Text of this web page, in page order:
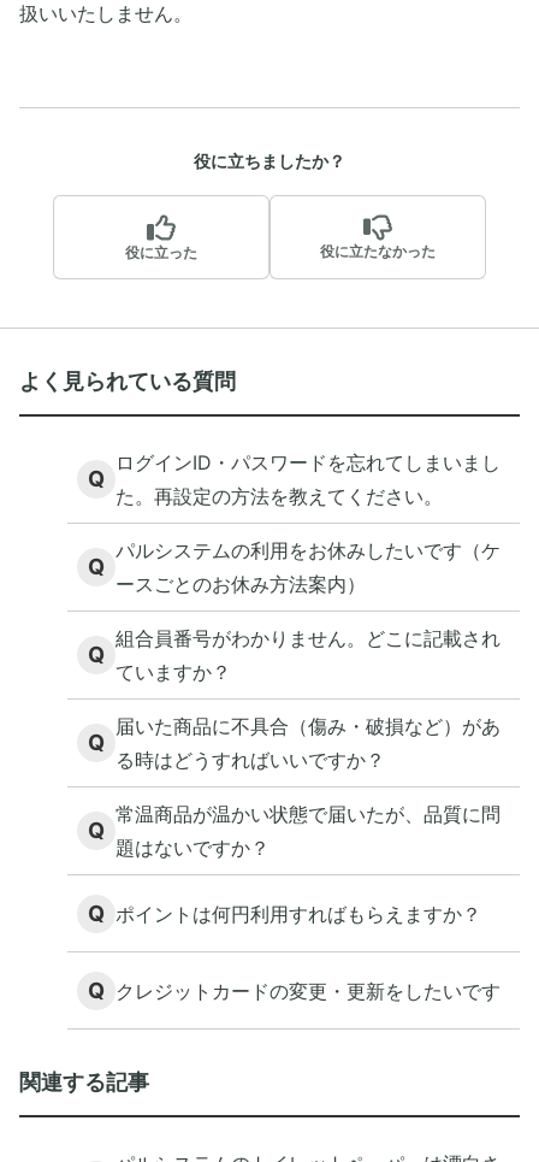
扱いいたしません。
役に立ちましたか？
役に立った 役に立たなかった
よく見られている質問
Q
ログインID・パスワードを忘れてしまいまし
た。再設定の方法を教えてください。
Q
パルシステムの利用をお休みしたいです（ケ
ースごとのお休み方法案内）
Q
組合員番号がわかりません。どこに記載され
ていますか？
Q
届いた商品に不具合（傷み・破損など）があ
る時はどうすればいいですか？
Q
常温商品が温かい状態で届いたが、品質に問
題はないですか？
Q ポイントは何円利用すればもらえますか？
Q クレジットカードの変更・更新をしたいです
関連する記事